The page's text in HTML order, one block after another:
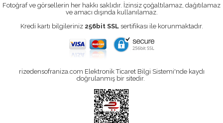
Fotoğraf ve görsellerin her hakkı saklıdır. İzinsiz çoğaltılamaz, dağıtılamaz
ve amacı dışında kullanılamaz.
Kredi kartı bilgileriniz 256bit SSLsertifikası ile korunmaktadır.
rizedensofraniza.com Elektronik Ticaret Bilgi Sistemi'nde kaydı
doğrulanmış bir sitedir.